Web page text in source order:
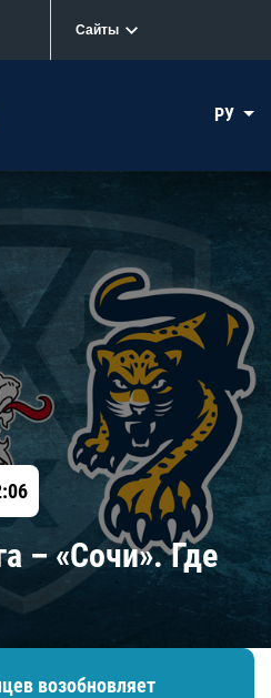
Сайты
РУ
– «Сочи». Где
возобновляет